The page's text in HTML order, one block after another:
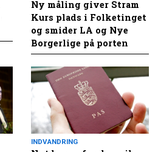
Ny måling giver Stram
Kurs plads i Folketinget
og smider LA og Nye
Borgerlige på porten
INDVANDRING